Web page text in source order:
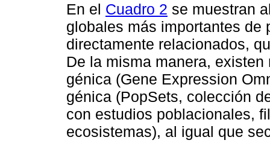
En el Cuadro 2 se muestran
globales más importantes de
directamente relacionados,
De la misma manera,
génica (Gene Expression
génica (PopSets, colección
con estudios poblacionales,
ecosistemas), al igual que